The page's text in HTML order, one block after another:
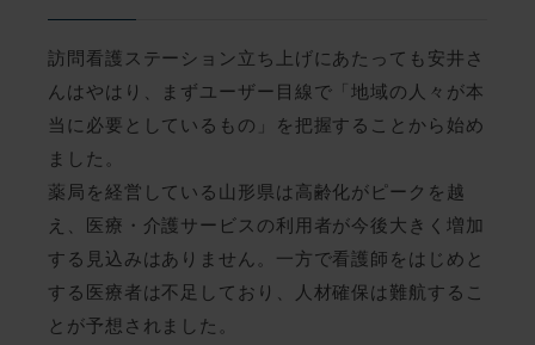
訪問看護ステーション立ち上げにあたっても安井さ
んはやはり、まずユーザー目線で「地域の人々が本
当に必要としているもの」を把握することから始め
ました。
薬局を経営している山形県は高齢化がピークを越
え、医療・介護サービスの利用者が今後大きく増加
する見込みはありません。一方で看護師をはじめと
する医療者は不足しており、人材確保は難航するこ
とが予想されました。